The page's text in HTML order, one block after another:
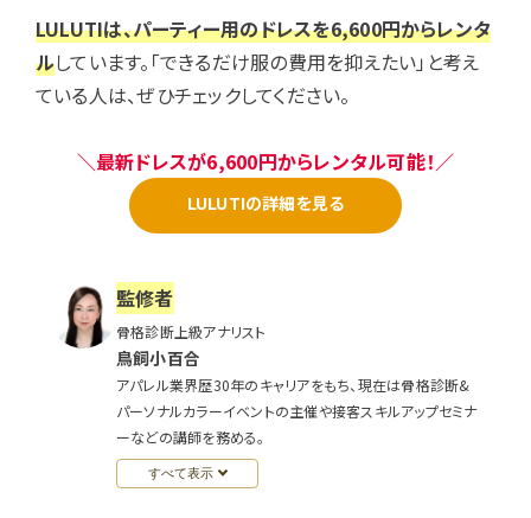
LULUTIは、パーティー用のドレスを6,600円からレンタ
ルしています。「できるだけ服の費用を抑えたい」と考え
ている人は、ぜひチェックしてください。
＼最新ドレスが6,600円からレンタル可能！／
LULUTIの詳細を見る
監修者
骨格診断上級アナリスト
鳥飼小百合
アパレル業界歴30年のキャリアをもち、現在は骨格診断&
パーソナルカラーイベントの主催や接客スキルアップセミナ
ーなどの講師を務める。
すべて表示